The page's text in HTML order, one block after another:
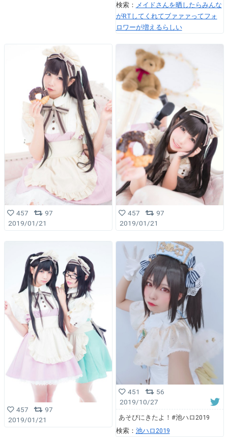
検索： メイドさんを晒したらみんな
がRTしてくれてブァァァってフォ
ロワーが増えるらしい
457
97
2019/01/21
457
97
2019/01/21
457
97
2019/01/21
451
56
2019/10/27
あそびにきたよ！#池ハロ2019
検索： 池ハロ2019